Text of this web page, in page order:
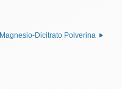
Magnesio-Dicitrato Polverina